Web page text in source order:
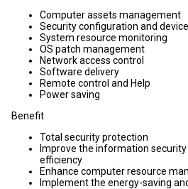
Computer assets management
Security configuration and
System resource monitoring
OS patch management
Network access control
Software delivery
Remote control and Help
Power saving
Benefit
Total security protection
Improve the information
efficiency
Enhance computer resource
Implement the energy-saving